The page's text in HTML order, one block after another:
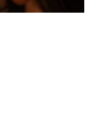
ces bijoux